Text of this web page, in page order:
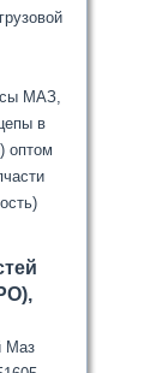
МАЗ,
в
оптом
Маз